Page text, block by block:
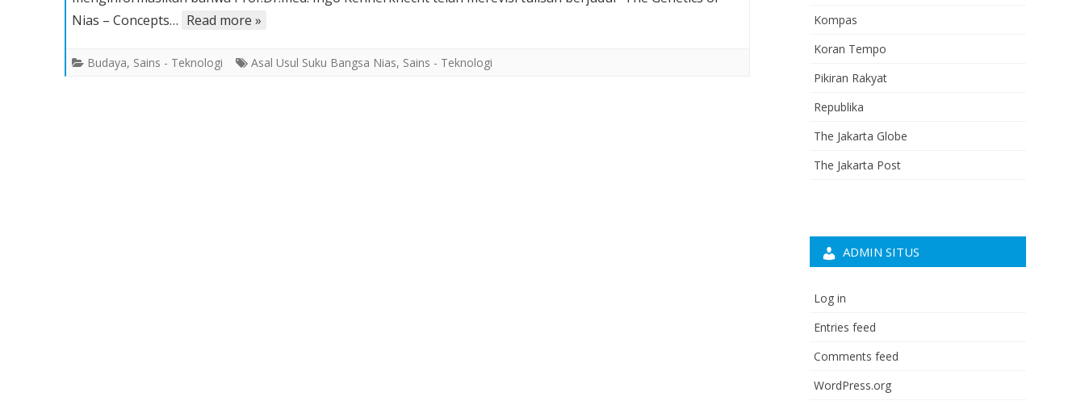
Telah
Nias – Concepts… Read more »
Budaya, Sains - Teknologi Asal Usul Suku Bangsa Nias, Sains - Teknologi
Kompas
Koran Tempo
Pikiran Rakyat
Republika
The Jakarta Globe
The Jakarta Post
ADMIN SITUS
Log in
Entries feed
Comments feed
WordPress.org